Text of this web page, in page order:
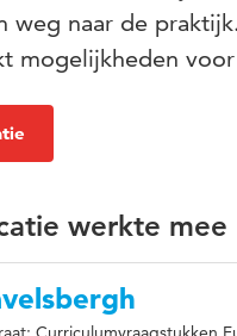
weg naar de
mogelijkheden
werkte mee